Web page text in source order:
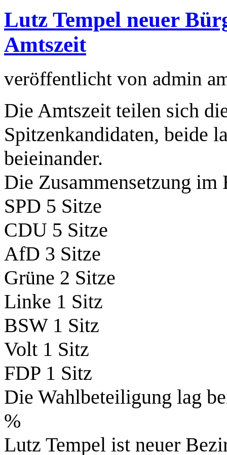
Lutz Tempel neuer
Amtszeit
veröffentlicht von admin
Die Amtszeit teilen sich
Spitzenkandidaten, beide
beieinander.
Die Zusammensetzung im
SPD 5 Sitze
CDU 5 Sitze
AfD 3 Sitze
Grüne 2 Sitze
Linke 1 Sitz
BSW 1 Sitz
Volt 1 Sitz
FDP 1 Sitz
Die Wahlbeteiligung lag
%
Lutz Tempel ist neuer